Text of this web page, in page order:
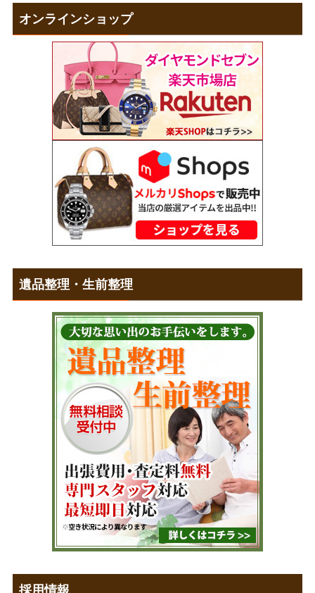
オンラインショップ
遺品整理・生前整理